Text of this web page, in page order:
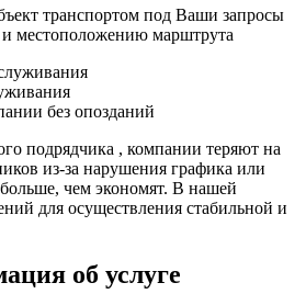
транспортом под Ваши запросы
и местоположению марштрута
без опозданий
подрядчика , компании теряют на
из-за нарушения графика или
больше, чем экономят. В нашей
для осуществления стабильной и
об услуге